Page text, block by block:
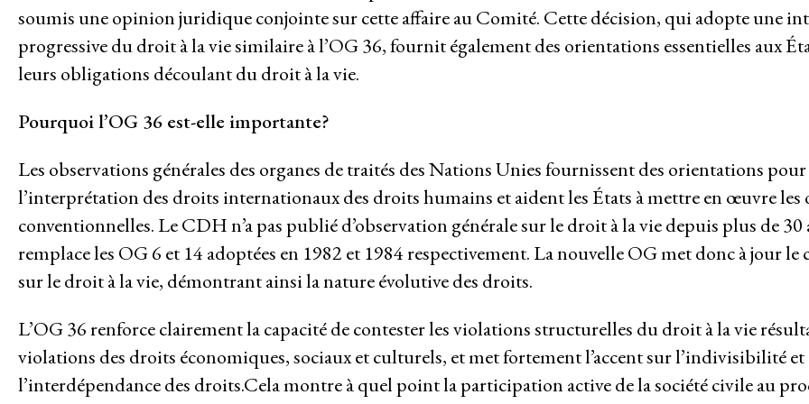
Féminismes et justice de genre
Faire face à la violence et à la répression
Femmes et DESC
Réseau-DESC
soumis une opinion juridique conjointe sur cette affaire au Comité. Cette décision, qui adopte une
progressive du droit à la vie similaire à l’OG 36, fournit également des orientations essentielles aux
leurs obligations découlant du droit à la vie.
Pourquoi l’OG 36 est-elle importante?
Les observations générales des organes de traités des Nations Unies fournissent des orientations pour
l’interprétation des droits internationaux des droits humains et aident les États à mettre en œuvre
conventionnelles. Le CDH n’a pas publié d’observation générale sur le droit à la vie depuis plus de 30
remplace les OG 6 et 14 adoptées en 1982 et 1984 respectivement. La nouvelle OG met donc à jour
sur le droit à la vie, démontrant ainsi la nature évolutive des droits.
L’OG 36 renforce clairement la capacité de contester les violations structurelles du droit à la vie
violations des droits économiques, sociaux et culturels, et met fortement l’accent sur l’indivisibilité et
l’interdépendance des droits.Cela montre à quel point la participation active de la société civile au